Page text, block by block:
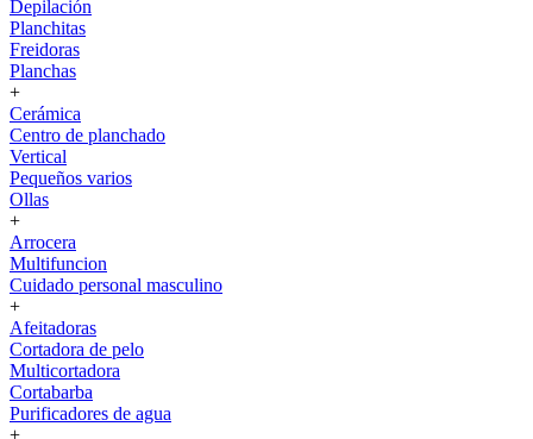
Depilación
Planchitas
Freidoras
Planchas
+
Cerámica
Centro de planchado
Vertical
Pequeños varios
Ollas
+
Arrocera
Multifuncion
Cuidado personal masculino
+
Afeitadoras
Cortadora de pelo
Multicortadora
Cortabarba
Purificadores de agua
+